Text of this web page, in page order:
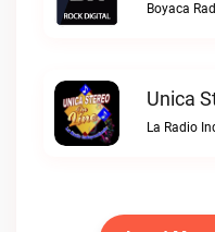
Boyaca
Unica
La Radio